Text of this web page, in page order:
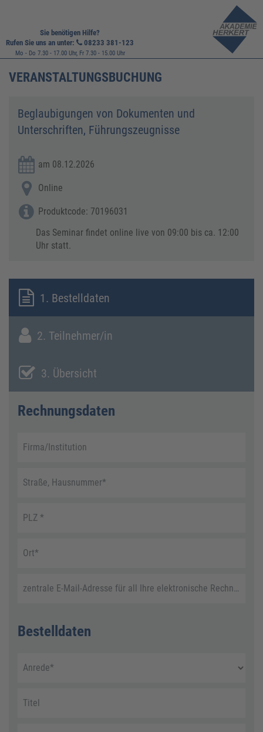
Sie benötigen Hilfe?
Rufen Sie uns an unter:
08233 381-123
Mo - Do 7.30 - 17.00 Uhr, Fr 7.30 - 15.00 Uhr
VERANSTALTUNGSBUCHUNG
Beglaubigungen von Dokumenten und
Unterschriften, Führungszeugnisse
am 08.12.2026
Online
Produktcode: 70196031
Das Seminar findet online live von 09:00 bis ca. 12:00
Uhr statt.
1. Bestelldaten
2. Teilnehmer/in
3. Übersicht
Rechnungsdaten
Firma/Institution
Straße, Hausnummer*
PLZ *
Ort*
zentrale E-Mail-Adresse für all Ihre elektronische Rechnungen
Bestelldaten
Anrede*
Titel